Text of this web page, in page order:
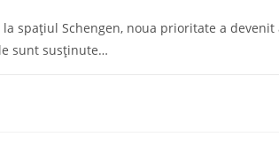
spaţiul Schengen, noua prioritate a
sunt susţinute…